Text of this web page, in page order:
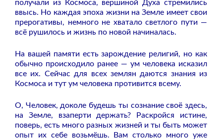
получали из Космоса, вершиной Духа стремились
ввысь. Но каждая эпоха жизни на Земле имеет свои
прерогативы, немного не хватало светлого пути —
всё рушилось и жизнь по новой начиналась.
На вашей памяти есть зарождение религий, но как
обычно происходило ранее — ум человека исказил
все их. Сейчас для всех землян даются знания из
Космоса и тут ум человека противится всему.
О, Человек, доколе будешь ты сознание своё здесь,
на Земле, взаперти держать? Раскройся истине,
поверь, есть много разных жизней и ты быть может
опыт их себе возьмёшь. Вам столько много уже